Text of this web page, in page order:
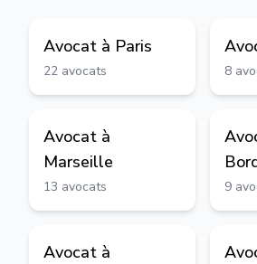
Avocat à Paris
22 avocats 8
Avocat à
Marseille
13 avocats 9
Avocat à